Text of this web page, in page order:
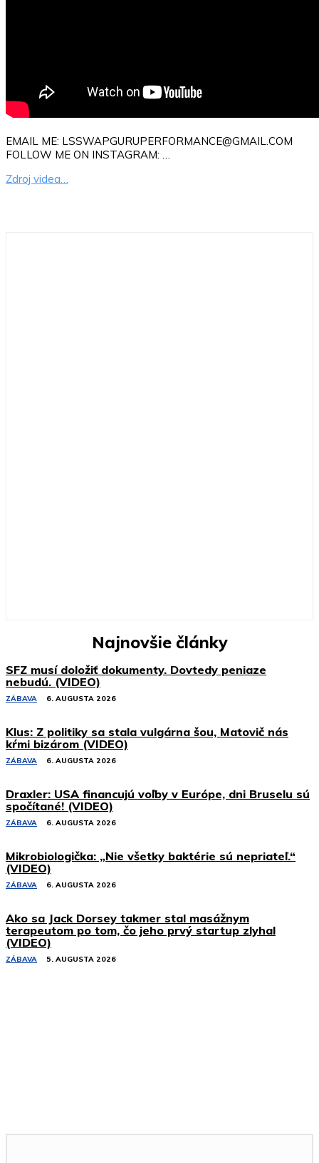
EMAIL ME: LSSWAPGURUPERFORMANCE@GMAIL.COM
FOLLOW ME ON INSTAGRAM: …
Zdroj videa…
Najnovšie články
SFZ musí doložiť dokumenty. Dovtedy peniaze
nebudú. (VIDEO)
ZÁBAVA 6. AUGUSTA 2026
Klus: Z politiky sa stala vulgárna šou, Matovič nás
kŕmi bizárom (VIDEO)
ZÁBAVA 6. AUGUSTA 2026
Draxler: USA financujú voľby v Európe, dni Bruselu sú
spočítané! (VIDEO)
ZÁBAVA 6. AUGUSTA 2026
Mikrobiologička: „Nie všetky baktérie sú nepriateľ.“
(VIDEO)
ZÁBAVA 6. AUGUSTA 2026
Ako sa Jack Dorsey takmer stal masážnym
terapeutom po tom, čo jeho prvý startup zlyhal
(VIDEO)
ZÁBAVA 5. AUGUSTA 2026